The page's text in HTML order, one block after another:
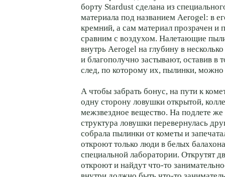
борту Stardust сделана из
материала под названием Aerogel: в
кремний, а сам материал прозрачен и
сравним с воздухом. Налетающие
внутрь Aerogel на глубину в
и благополучно застывают, оставив в
след, по которому их, пылинки, можно
А чтобы забрать бонус, на пути к
одну сторону ловушки открытой,
межзвездное вещество. На подлете же
структура ловушки перевернулась
собрала пылинки от кометы и
откроют только люди в белых
специальной лаборатории. Открутят
откроют и найдут что-то